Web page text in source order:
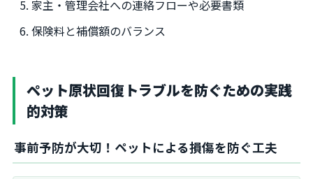
家主・管理会社への連絡フローや必要書類
保険料と補償額のバランス
ペット原状回復トラブルを防ぐための実践
的対策
事前予防が大切！ペットによる損傷を防ぐ工夫